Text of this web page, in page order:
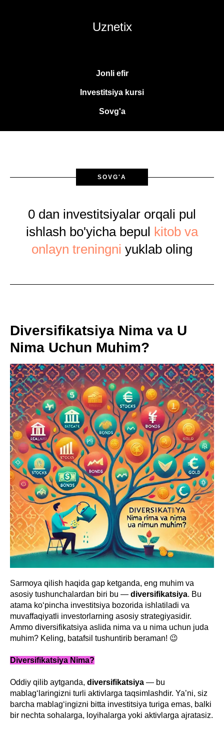
Uznetix
Jonli efir
Investitsiya kursi
Sovg'a
SOVG'A
0 dan investitsiyalar orqali pul
ishlash bo'yicha bepul kitob va
onlayn treningni yuklab oling
Diversifikatsiya Nima va U
Nima Uchun Muhim?
Sarmoya qilish haqida gap ketganda, eng muhim va
asosiy tushunchalardan biri bu — diversifikatsiya. Bu
atama ko‘pincha investitsiya bozorida ishlatiladi va
muvaffaqiyatli investorlarning asosiy strategiyasidir.
Ammo diversifikatsiya aslida nima va u nima uchun juda
muhim? Keling, batafsil tushuntirib beraman! 😉
Diversifikatsiya Nima?
Oddiy qilib aytganda, diversifikatsiya — bu
mablag‘laringizni turli aktivlarga taqsimlashdir. Ya’ni, siz
barcha mablag‘ingizni bitta investitsiya turiga emas, balki
bir nechta sohalarga, loyihalarga yoki aktivlarga ajratasiz.